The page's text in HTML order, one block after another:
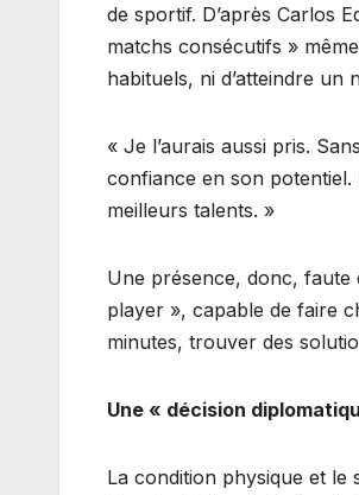
de sportif. D’après Carlos
matchs consécutifs »
habituels, ni d’atteindre un
« Je l’aurais aussi pris.
confiance en son potentiel.
meilleurs talents. »
Une présence, donc, faute
player », capable de faire
minutes, trouver des
Une « décision
La condition physique et le